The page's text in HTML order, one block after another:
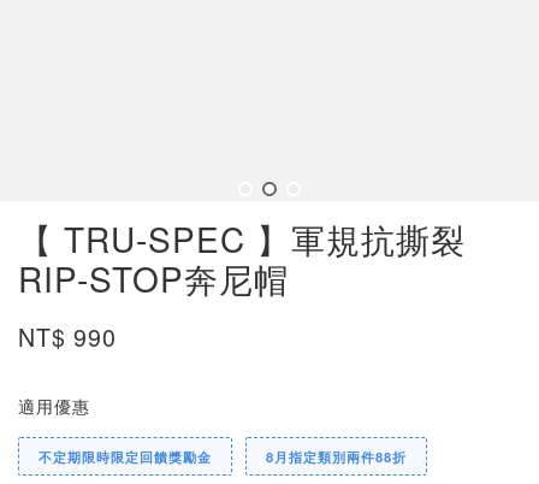
【 TRU-SPEC 】軍規抗撕裂
RIP-STOP奔尼帽
NT$ 990
適用優惠
不定期限時限定回饋獎勵金 8月指定類別兩件88折